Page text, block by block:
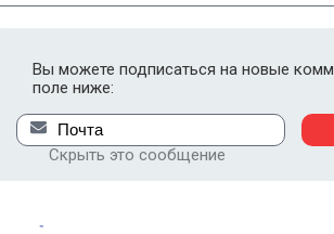
Вы можете подписаться на новые
поле ниже:
Скрыть это сообщение